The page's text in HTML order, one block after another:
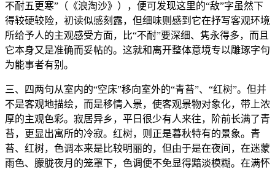
不耐五更寒”（《浪淘沙》），便可发现这里的“敌”字虽然下
得较硬较险，初读似感刻露，但细味则感到它在抒写客观环境
所给予人的主观感受方面，比“不耐”要深细、隽永得多，而且
它本身又是准确而妥帖的。这就和离开整体意境专以雕琢字句
为能事者有别。
三、四两句从室内的“空床”移向室外的“青苔”、“红树”。但并
不是客观地描绘，而是移情入景，使客观景物对象化，带上浓
厚的主观色彩。寂居异乡，平日很少有人来往，阶前长满了青
苔，更显出寓所的冷寂。红树，则正是暮秋特有的景象。青
苔、红树，色调本来是比较明丽的，但由于是在夜间，在迷蒙
雨色、朦胧夜月的笼罩下，色调便不免显得黯淡模糊。在满怀